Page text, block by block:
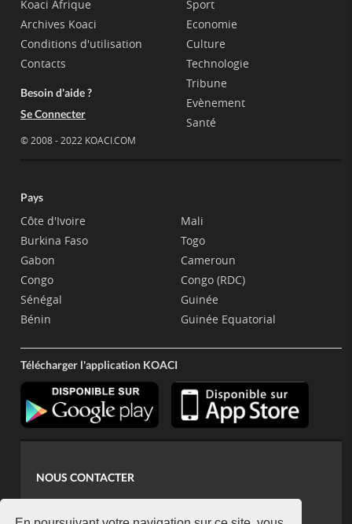
Koaci Afrique
Archives Koaci
Conditions d'utilisation
Contacts
Besoin d'aide ?
Se Connecter
© 2008 - 2022 KOACI.COM
Sport
Economie
Culture
Technologie
Tribune
Evènement
Santé
Pays
Côte d'Ivoire
Burkina Faso
Gabon
Congo
Sénégal
Bénin
Mali
Togo
Cameroun
Congo (RDC)
Guinée
Guinée Equatorial
Télécharger l'application KOACI
NOUS CONTACTER